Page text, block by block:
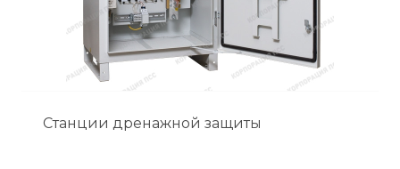
Станции дренажной защиты